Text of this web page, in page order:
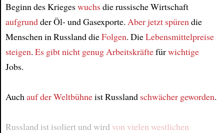
Beginn des Kriegeswuchsdie russische Wirtschaft
aufgrundder Öl- und Gasexporte. Aber jetzt spürendie
Menschen in Russland dieFolgen. DieLebensmittelpreise
steigen. Es gibtnicht genug Arbeitskräftefürwichtige
Jobs.
Auchauf der Weltbühneist Russland schwächer geworden.
Russland ist isoliert und wird von vielen westlichen